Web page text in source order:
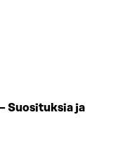
Suosituksia ja